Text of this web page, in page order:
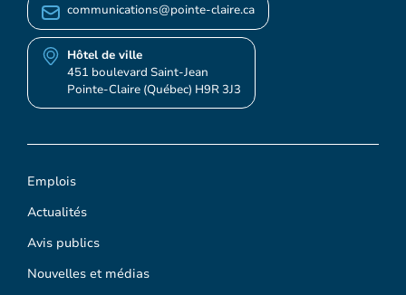
Emplois
Actualités
Avis publics
Nouvelles et médias
communications@pointe-claire.ca
Hôtel de ville
451 boulevard Saint-Jean
Pointe-Claire (Québec) H9R 3J3